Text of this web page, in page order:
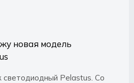
новая модель
светодиодный Pelastus. Со